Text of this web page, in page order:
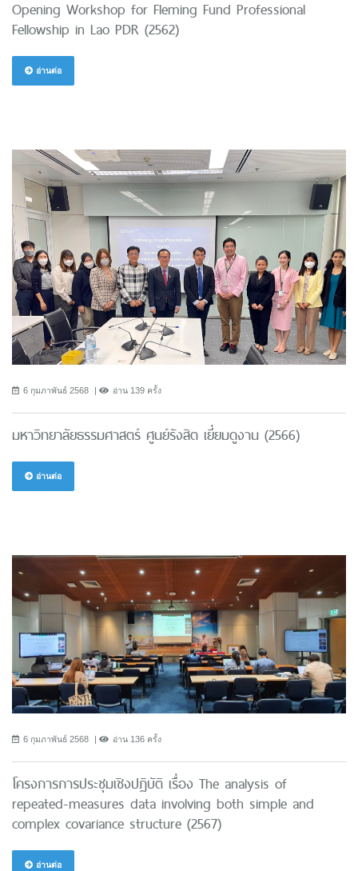
Opening Workshop for Fleming Fund Professional
Fellowship in Lao PDR (2562)
อ่านต่อ
6 กุมภาพันธ์ 2568 อ่าน 139 ครั้ง
มหาวิทยาลัยธรรมศาสตร์ ศูนย์รังสิต เยี่ยมดูงาน (2566)
อ่านต่อ
6 กุมภาพันธ์ 2568 อ่าน 136 ครั้ง
โครงการการประชุมเชิงปฏิบัติ เรื่อง The analysis of
repeated-measures data involving both simple and
complex covariance structure (2567)
อ่านต่อ